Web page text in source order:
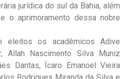
jurídica do sul da Bahia, além
o aprimoramento dessa nobre
eleitos os acadêmicos Adive
Allah Nascimento Silva Muniz
Dantas, Ícaro Emanoel Vieira
Rodrigues Miranda da Silva e